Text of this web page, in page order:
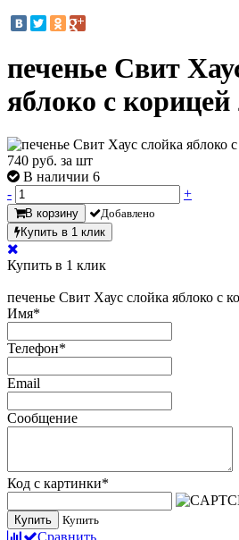
печенье Свит
яблоко с корицей
740 руб. за шт
В наличии 6
-
+
В корзину
Добавлено
Купить в 1 клик
Купить в 1 клик
печенье Свит Хаус слойка яблоко с
Имя*
Телефон*
Email
Сообщение
Код с картинки*
Купить Купить